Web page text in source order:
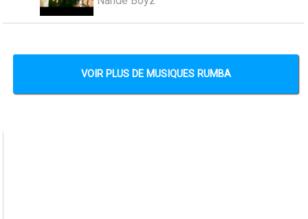
VOIR PLUS DE MUSIQUES RUMBA